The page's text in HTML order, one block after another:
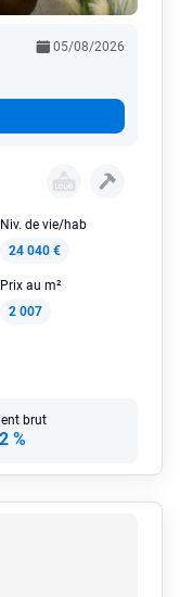
05/08/2026
Niv. de vie/hab
24 040 €
Prix au m²
2 007
brut
%